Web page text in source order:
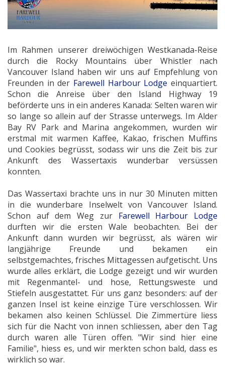
Im Rahmen unserer dreiwöchigen Westkanada-Reise
durch die Rocky Mountains über Whistler nach
Vancouver Island haben wir uns auf Empfehlung von
Freunden in der Farewell Harbour Lodge einquartiert.
Schon die Anreise über den Island Highway 19
beförderte uns in ein anderes Kanada: Selten waren wir
so lange so allein auf der Strasse unterwegs. Im Alder
Bay RV Park and Marina angekommen, wurden wir
erstmal mit warmen Kaffee, Kakao, frischen Muffins
und Cookies begrüsst, sodass wir uns die Zeit bis zur
Ankunft des Wassertaxis wunderbar versüssen
konnten.
Das Wassertaxi brachte uns in nur 30 Minuten mitten
in die wunderbare Inselwelt von Vancouver Island.
Schon auf dem Weg zur Farewell Harbour Lodge
durften wir die ersten Wale beobachten. Bei der
Ankunft dann wurden wir begrüsst, als wären wir
langjährige Freunde und bekamen ein
selbstgemachtes, frisches Mittagessen aufgetischt. Uns
wurde alles erklärt, die Lodge gezeigt und wir wurden
mit Regenmantel- und hose, Rettungsweste und
Stiefeln ausgestattet. Für uns ganz besonders: auf der
ganzen Insel ist keine einzige Türe verschlossen. Wir
bekamen also keinen Schlüssel. Die Zimmertüre liess
sich für die Nacht von innen schliessen, aber den Tag
durch waren alle Türen offen. "Wir sind hier eine
Familie", hiess es, und wir merkten schon bald, dass es
wirklich so war.